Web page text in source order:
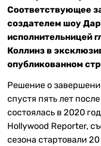
Соответствующее
создателем шоу
исполнительницей
Коллинз в
опубликованном
Решение о
спустя пять лет
состоялась в 2020
Hollywood Reporter,
сезона стартовали